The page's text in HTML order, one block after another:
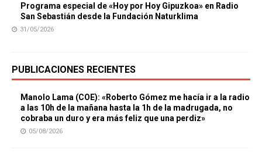
Programa especial de «Hoy por Hoy Gipuzkoa» en Radio
San Sebastián desde la Fundación Naturklima
31/05/2026
PUBLICACIONES RECIENTES
Manolo Lama (COE): «Roberto Gómez me hacía ir a la radio
a las 10h de la mañana hasta la 1h de la madrugada, no
cobraba un duro y era más feliz que una perdiz»
05/08/2026